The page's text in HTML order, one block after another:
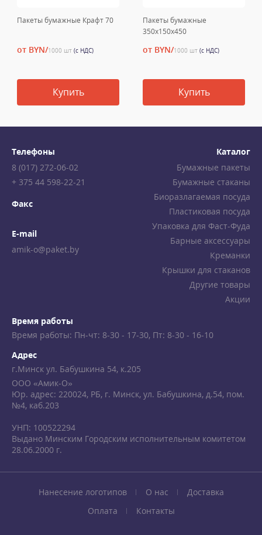
Пакеты бумажные Крафт 70
от BYN/1000 шт (с НДС)
Купить
Пакеты бумажные
350х150х450
от BYN/1000 шт (с НДС)
Купить
Телефоны
8 (017) 272-06-02
+ 375 44 598-22-21
Факс
E-mail
amik-o@paket.by
Каталог
Бумажные пакеты
Бумажные стаканы
Биоразлагаемая посуда
Пластиковая посуда
Упаковка для Фаст-Фуда
Барные аксессуары
Креманки
Крышки для стаканов
Другие товары
Акции
Время работы
Время работы: Пн-чт: 8-30 - 17-30, Пт: 8-30 - 16-10
Адрес
г.Минск ул. Бабушкина 54, к.205
ООО «Амик-О»
Юр. адрес: 220024, РБ, г. Минск, ул. Бабушкина, д.54, пом.
№4, каб.203
УНП: 100522294
Выдано Минским Городским исполнительным комитетом
28.06.2000 г.
Нанесение логотипов О нас
Доставка
Оплата
Контакты